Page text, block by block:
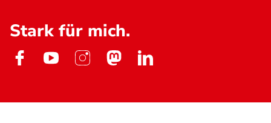
Stark für mich.